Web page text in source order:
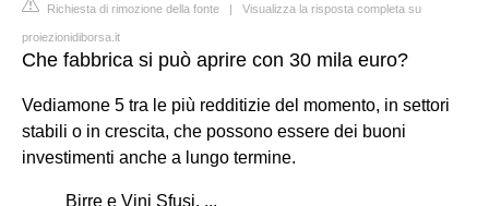
Richiesta di rimozione della fonte | Visualizza la risposta completa su
proiezionidiborsa.it
Che fabbrica si può aprire con 30 mila euro?
Vediamone 5 tra le più redditizie del momento, in settori
stabili o in crescita, che possono essere dei buoni
investimenti anche a lungo termine.
Birre e Vini Sfusi. ...